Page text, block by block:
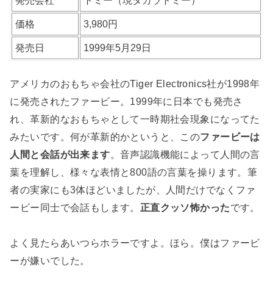
価格 3,980円
発売日 1999年5月29日
アメリカのおもちゃ会社のTiger Electronics社が1998年
に発売されたファービー。1999年に日本でも発売さ
れ、革新的なおもちゃとして一時期社会現象になってた
みたいです。何が革新的かというと、このファービーは
人間と会話が出来ます。音声認識機能によって人間の言
葉を理解し、様々な表情と800語の言葉を操ります。筆
者の実家にも3体ほどいましたが、人間だけでなくファ
ービー同士で会話もします。 正直クッソ怖かったです。
よく見たらあいつらホラーですよ。ほら。僕はファービ
ーが嫌いでした。